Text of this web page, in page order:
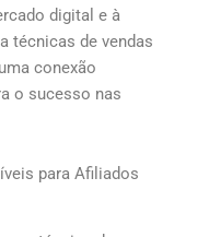
digital e à
técnicas de vendas
conexão
o sucesso nas
para Afiliados